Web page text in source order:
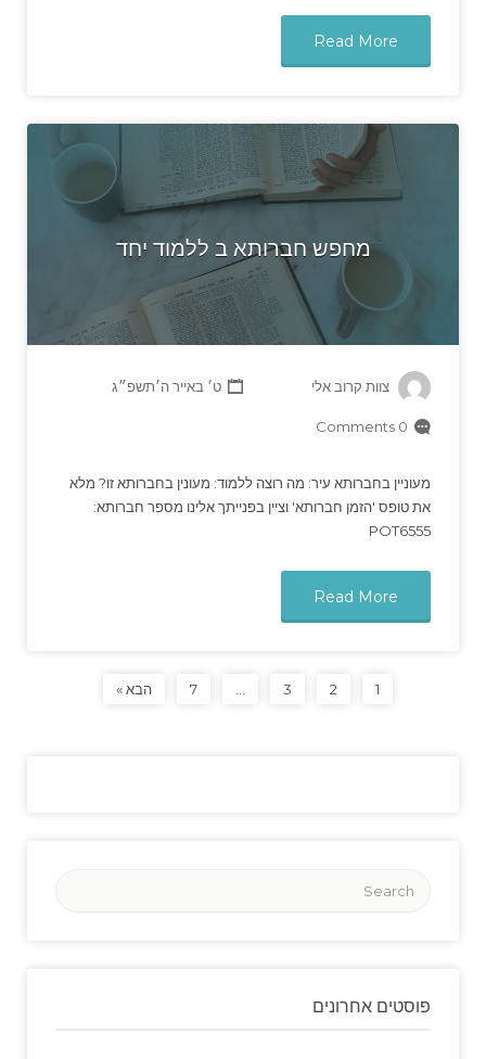
Read More
מחפש חברותא ב ללמוד יחד
צוות קרוב אלי ט׳ באייר ה׳תשפ״ג
0 Comments
מעוניין בחברותא עיר: מה רוצה ללמוד: מעונין בחברותא זו? מלא
את טופס 'הזמן חברותא' וציין בפנייתך אלינו מספר חברותא:
POT6555
Read More
1
2
3
7 הבא »
פוסטים אחרונים